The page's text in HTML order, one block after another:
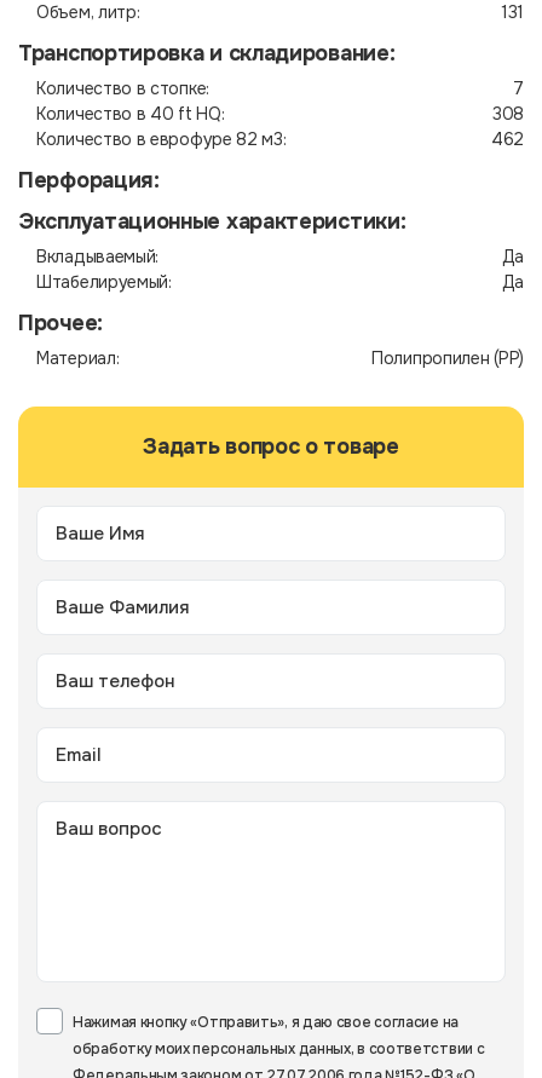
Объем, литр: 131
Транспортировка и складирование:
Количество в стопке:
7
Количество в 40 ft HQ:
308
Количество в еврофуре 82 м3:
462
Перфорация:
Эксплуатационные характеристики:
Вкладываемый:
Да
Штабелируемый:
Да
Прочее:
Материал: Полипропилен (PP)
Задать вопрос о товаре
Нажимая кнопку «Отправить», я даю свое согласие на
обработку моих персональных данных, в соответствии с